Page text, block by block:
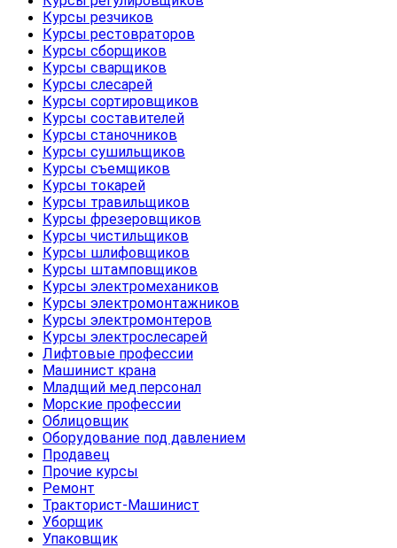
Курсы резчиков
Курсы рестовраторов
Курсы сборщиков
Курсы сварщиков
Курсы слесарей
Курсы сортировщиков
Курсы составителей
Курсы станочников
Курсы сушильщиков
Курсы съемщиков
Курсы токарей
Курсы травильщиков
Курсы фрезеровщиков
Курсы чистильщиков
Курсы шлифовщиков
Курсы штамповщиков
Курсы электромехаников
Курсы электромонтажников
Курсы электромонтеров
Курсы электрослесарей
Лифтовые профессии
Машинист крана
Младщий мед.персонал
Морские профессии
Облицовщик
Оборудование под давлением
Продавец
Прочие курсы
Ремонт
Тракторист-Машинист
Уборщик
Упаковщик